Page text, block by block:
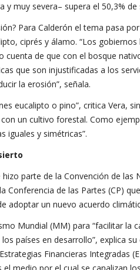
y muy severa– supera el 50,3% de
Para Calderón el tema pasa
ciprés y álamo. “Los
cuenta de que con el bosque
que son injustificadas a los
la erosión”, señala.
eucalipto o pino”, critica Vera,
un cultivo forestal. Como
iguales y simétricas”.
hizo parte de la Convención de
Conferencia de las Partes (CP)
adoptar un nuevo acuerdo
Mundial (MM) para “facilitar la
países en desarrollo”, explica
Financieras Integradas